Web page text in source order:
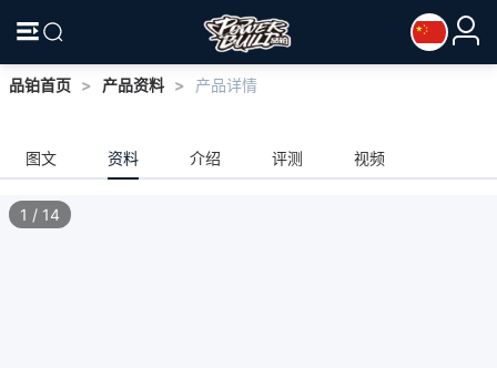
品铂首页 > 产品资料 > 产品详情
图文 资料 介绍 评测 视频
1 / 14